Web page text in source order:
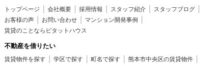
トップページ 会社概要 採用情報 スタッフ紹介
スタッフブログ
お客様の声
お問い合わせ
マンション開発事例
賃貸のことならピタットハウス
不動産を借りたい
賃貸物件を探す 学区で探す 町名で探す
熊本市中央区の賃貸物件